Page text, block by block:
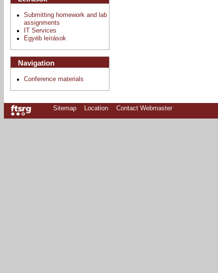
Submitting homework and lab
assignments
IT Services
Egyéb leírások
Navigation
Conference materials
Sitemap Location Contact Webmaster